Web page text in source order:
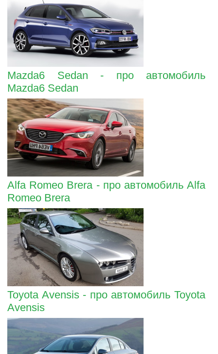
Mazda6 Sedan - про автомобиль
Mazda6 Sedan
Alfa Romeo Brera - про автомобиль Alfa
Romeo Brera
Toyota Avensis - про автомобиль Toyota
Avensis